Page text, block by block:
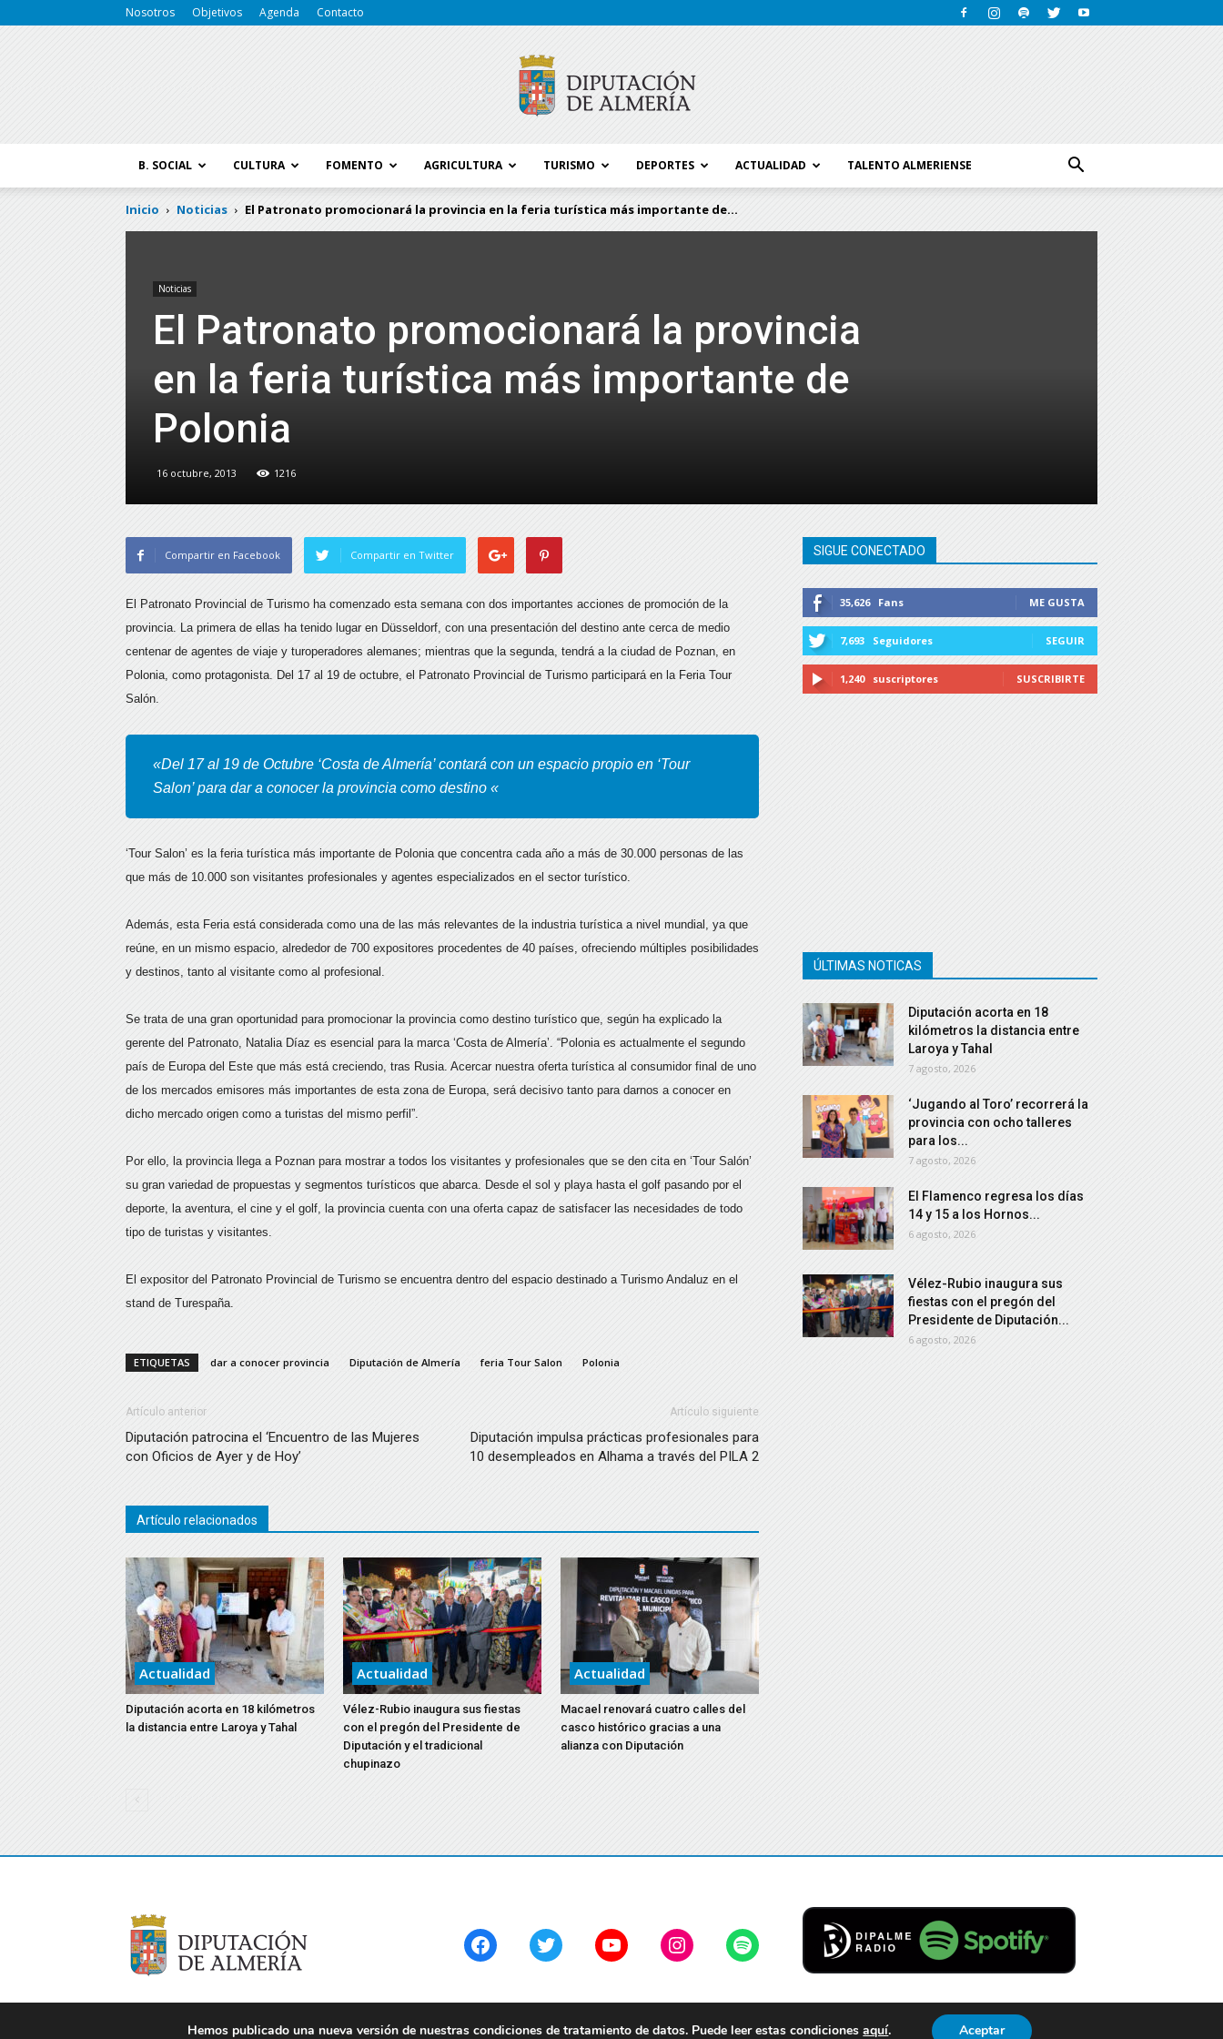
Nosotros Objetivos Agenda Contacto
B. SOCIAL CULTURA FOMENTO AGRICULTURA TURISMO DEPORTES ACTUALIDAD TALENTO ALMERIENSE
Inicio Noticias El Patronato promocionará la provincia en la feria turística más importante de...
Noticias
El Patronato promocionará la provincia
en la feria turística más importante de
Polonia
16 octubre, 2013 1216
Compartir en Facebook Compartir en Twitter
El Patronato Provincial de Turismo ha comenzado esta semana con dos importantes acciones de promoción de la
provincia. La primera de ellas ha tenido lugar en Düsseldorf, con una presentación del destino ante cerca de medio
centenar de agentes de viaje y turoperadores alemanes; mientras que la segunda, tendrá a la ciudad de Poznan, en
Polonia, como protagonista. Del 17 al 19 de octubre, el Patronato Provincial de Turismo participará en la Feria Tour
Salón.
«Del 17 al 19 de Octubre ‘Costa de Almería’ contará con un espacio propio en ‘Tour
Salon’ para dar a conocer la provincia como destino «
‘Tour Salon’ es la feria turística más importante de Polonia que concentra cada año a más de 30.000 personas de las
que más de 10.000 son visitantes profesionales y agentes especializados en el sector turístico.
Además, esta Feria está considerada como una de las más relevantes de la industria turística a nivel mundial, ya que
reúne, en un mismo espacio, alrededor de 700 expositores procedentes de 40 países, ofreciendo múltiples posibilidades
y destinos, tanto al visitante como al profesional.
Se trata de una gran oportunidad para promocionar la provincia como destino turístico que, según ha explicado la
gerente del Patronato, Natalia Díaz es esencial para la marca ‘Costa de Almería’. “Polonia es actualmente el segundo
país de Europa del Este que más está creciendo, tras Rusia. Acercar nuestra oferta turística al consumidor final de uno
de los mercados emisores más importantes de esta zona de Europa, será decisivo tanto para darnos a conocer en
dicho mercado origen como a turistas del mismo perfil”.
Por ello, la provincia llega a Poznan para mostrar a todos los visitantes y profesionales que se den cita en ‘Tour Salón’
su gran variedad de propuestas y segmentos turísticos que abarca. Desde el sol y playa hasta el golf pasando por el
deporte, la aventura, el cine y el golf, la provincia cuenta con una oferta capaz de satisfacer las necesidades de todo
tipo de turistas y visitantes.
El expositor del Patronato Provincial de Turismo se encuentra dentro del espacio destinado a Turismo Andaluz en el
stand de Turespaña.
ETIQUETAS dar a conocer provincia Diputación de Almería feria Tour Salon Polonia
Artículo anterior
Diputación patrocina el ‘Encuentro de las Mujeres
con Oficios de Ayer y de Hoy’
Artículo siguiente
Diputación impulsa prácticas profesionales para
10 desempleados en Alhama a través del PILA 2
Artículo relacionados
Actualidad
Diputación acorta en 18 kilómetros
la distancia entre Laroya y Tahal
Actualidad
Vélez-Rubio inaugura sus fiestas
con el pregón del Presidente de
Diputación y el tradicional
chupinazo
Actualidad
Macael renovará cuatro calles del
casco histórico gracias a una
alianza con Diputación
SIGUE CONECTADO
35,626 Fans ME GUSTA
7,693 Seguidores SEGUIR
1,240 suscriptores SUSCRIBIRTE
ÚLTIMAS NOTICAS
Diputación acorta en 18
kilómetros la distancia entre
Laroya y Tahal
7 agosto, 2026
‘Jugando al Toro’ recorrerá la
provincia con ocho talleres
para los...
7 agosto, 2026
El Flamenco regresa los días
14 y 15 a los Hornos...
6 agosto, 2026
Vélez-Rubio inaugura sus
fiestas con el pregón del
Presidente de Diputación...
6 agosto, 2026
FacebookTwitterYouTubeInstagramSpotify
Hemos publicado una nueva versión de nuestras condiciones de tratamiento de datos. Puede leer estas condicionesaquí. Aceptar